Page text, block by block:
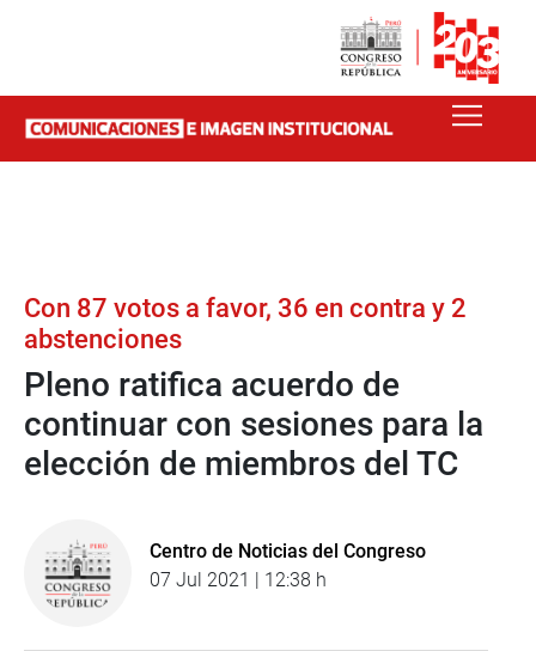
Con 87 votos a favor, 36 en contra y 2
abstenciones
Pleno ratifica acuerdo de
continuar con sesiones para la
elección de miembros del TC
Centro de Noticias del Congreso
07 Jul 2021 | 12:38 h